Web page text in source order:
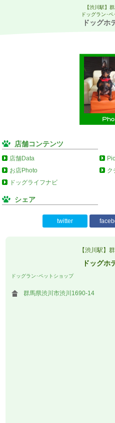
【渋川駅】
ドッグラン･
ドッグホ
店舗コンテンツ
店舗Data
お店Photo
ク
ドッグライフナビ
シェア
twitter
【渋川駅】
ドッグホ
ドッグラン･ペットショップ
群馬県渋川市渋川1690-14